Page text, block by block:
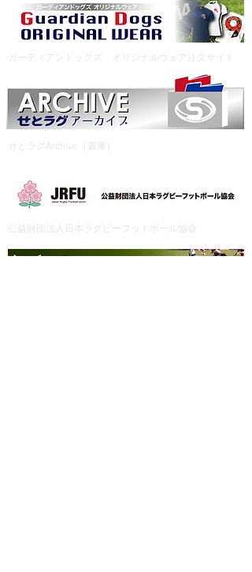
ガーディアンドッグズ オリジナルウェア注文サイト
せとラグArchive（書庫）
公益財団法人日本ラグビーフットボール協会